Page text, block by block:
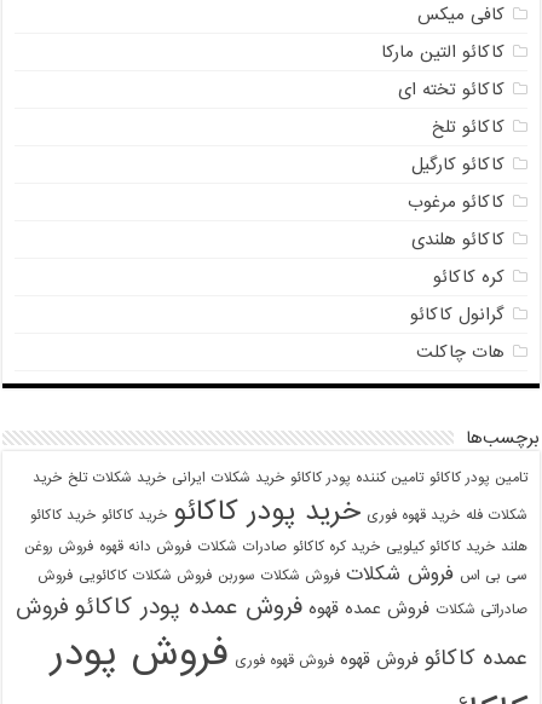
کافی میکس
کاکائو التین مارکا
کاکائو تخته ای
کاکائو تلخ
کاکائو کارگیل
کاکائو مرغوب
کاکائو هلندی
کره کاکائو
گرانول کاکائو
هات چاکلت
برچسب‌ها
تامین پودر کاکائو تامین کننده پودر کاکائو خرید شکلات ایرانی خرید شکلات تلخ خرید
شکلات فله خرید قهوه فوری خرید پودر کاکائو خرید کاکائو خرید کاکائو
هلند خرید کاکائو کیلویی خرید کره کاکائو صادرات شکلات فروش دانه قهوه فروش روغن
سی بی اس فروش شکلات فروش شکلات سوربن فروش شکلات کاکائویی فروش
صادراتی شکلات فروش عمده قهوه فروش عمده پودر کاکائو فروش
عمده کاکائو فروش قهوه فروش قهوه فوری فروش پودر